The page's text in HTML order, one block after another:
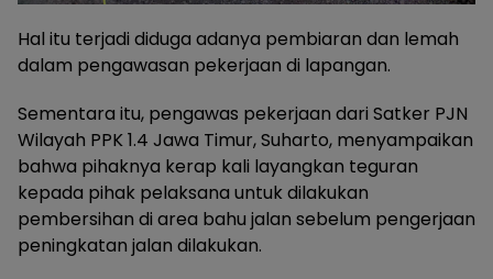
Hal itu terjadi diduga adanya pembiaran dan lemah
dalam pengawasan pekerjaan di lapangan.
Sementara itu, pengawas pekerjaan dari Satker PJN
Wilayah PPK 1.4 Jawa Timur, Suharto, menyampaikan
bahwa pihaknya kerap kali layangkan teguran
kepada pihak pelaksana untuk dilakukan
pembersihan di area bahu jalan sebelum pengerjaan
peningkatan jalan dilakukan.